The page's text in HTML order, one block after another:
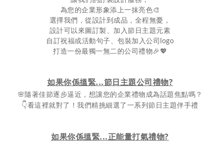
為您的企業形象添上一抹亮色🎨
選擇我們，從設計到成品，全程無憂，
設計可以來圖訂製、加入節日主題元素
自訂祝福或活動句子、包裝加入公司logo
打造一份最獨一無二的公司禮物🎉💖
如果你係搵緊...節日主題公司禮物?
🌸 隨著佳節逐步逼近，想讓您的企業禮物成為話題焦點嗎？
👇看這裡就對了！我們精挑細選了一系列節日主題伴手禮
如果你係搵緊...正能量打氣禮物?